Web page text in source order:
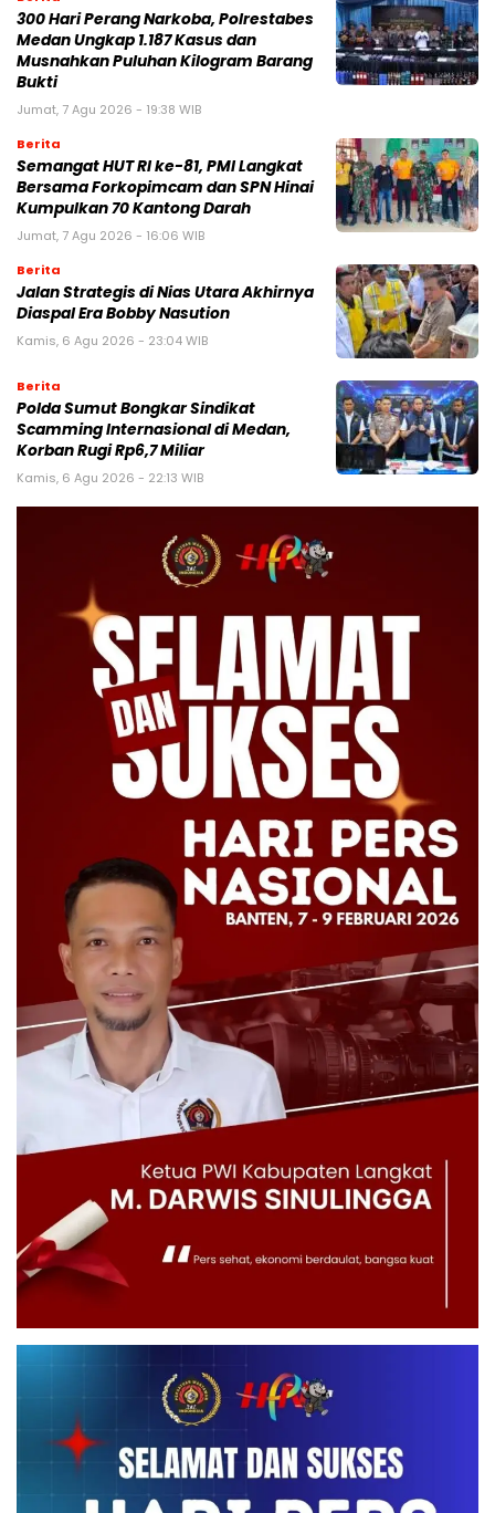
300 Hari Perang Narkoba, Polrestabes
Medan Ungkap 1.187 Kasus dan
Musnahkan Puluhan Kilogram Barang
Bukti
Jumat, 7 Agu 2026 - 19:38 WIB
Berita
Semangat HUT RI ke-81, PMI Langkat
Bersama Forkopimcam dan SPN Hinai
Kumpulkan 70 Kantong Darah
Jumat, 7 Agu 2026 - 16:06 WIB
Berita
Jalan Strategis di Nias Utara Akhirnya
Diaspal Era Bobby Nasution
Kamis, 6 Agu 2026 - 23:04 WIB
Berita
Polda Sumut Bongkar Sindikat
Scamming Internasional di Medan,
Korban Rugi Rp6,7 Miliar
Kamis, 6 Agu 2026 - 22:13 WIB